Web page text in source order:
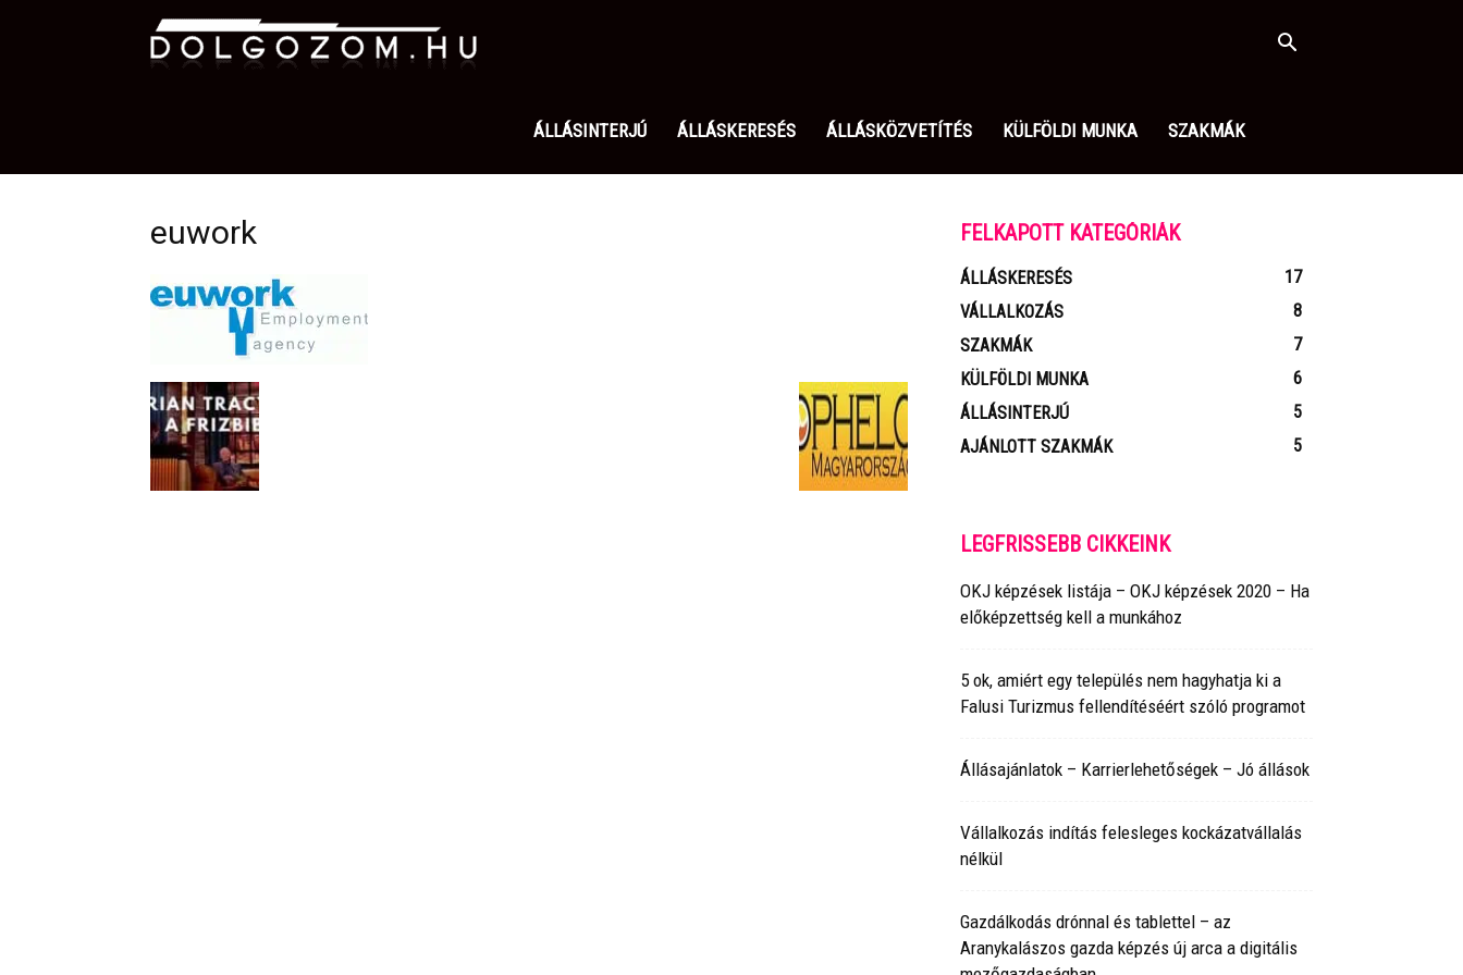
Dolgozom.hu
ÁLLÁSINTERJÚ ÁLLÁSKERESÉS ÁLLÁSKÖZVETÍTÉS KÜLFÖLDI MUNKA SZAKMÁK
euwork FELKAPOTT KATEGÓRIÁK
ÁLLÁSKERESÉS
17
VÁLLALKOZÁS
8
SZAKMÁK
7
KÜLFÖLDI MUNKA
6
ÁLLÁSINTERJÚ
5
AJÁNLOTT SZAKMÁK
5
LEGFRISSEBB CIKKEINK
OKJ képzések listája – OKJ képzések 2020 – Ha
előképzettség kell a munkához
5 ok, amiért egy település nem hagyhatja ki a
Falusi Turizmus fellendítéséért szóló programot
Állásajánlatok – Karrierlehetőségek – Jó állások
Vállalkozás indítás felesleges kockázatvállalás
nélkül
Gazdálkodás drónnal és tablettel – az
Aranykalászos gazda képzés új arca a digitális